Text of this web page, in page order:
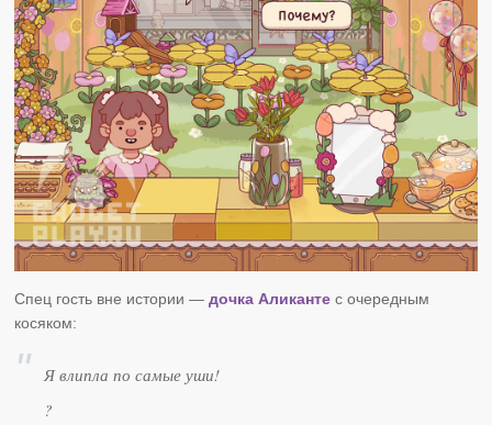
Спец гость вне истории —дочка Аликанте с очередным
косяком:
Я влипла по самые уши!
?